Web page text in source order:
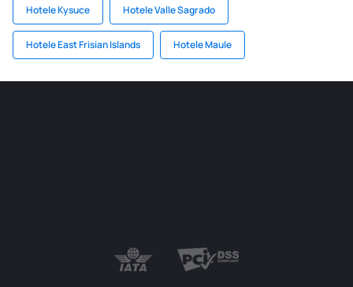
Hotele Kysuce Hotele Valle Sagrado
Hotele East Frisian Islands Hotele Maule